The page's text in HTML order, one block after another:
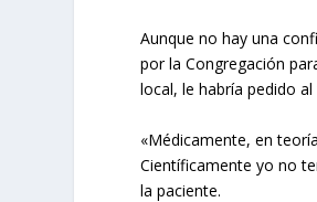
Aunque no hay una
por la Congregación
local, le habría pedido
«Médicamente, en
Científicamente yo no
la paciente.